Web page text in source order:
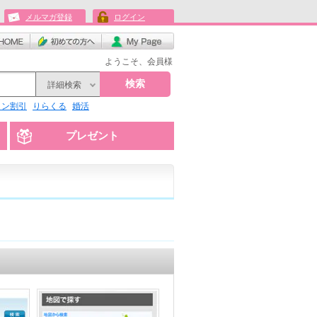
メルマガ登録 ログイン
ようこそ、会員様
詳細検索 検索
割引 りらくる 婚活
プレゼント